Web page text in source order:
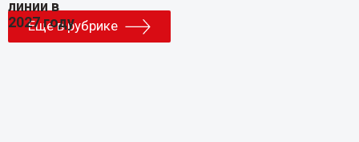
Еще в рубрике